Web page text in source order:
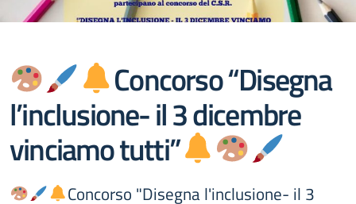
Concorso “Disegna
l’inclusione- il 3 dicembre
vinciamo tutti”
Concorso "Disegna l'inclusione- il 3